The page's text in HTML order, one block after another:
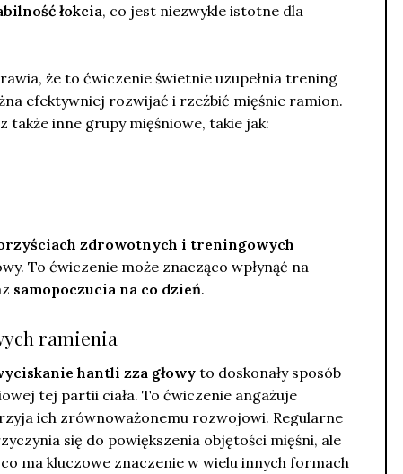
łokcia, co jest niezwykle istotne dla
że to ćwiczenie świetnie uzupełnia trening
efektywniej rozwijać i rzeźbić mięśnie ramion.
także inne grupy mięśniowe, takie jak:
zdrowotnych i treningowych
To ćwiczenie może znacząco wpłynąć na
samopoczucia na co dzień.
ramienia
hantli zza głowy to doskonały sposób
tej partii ciała. To ćwiczenie angażuje
ich zrównoważonemu rozwojowi. Regularne
się do powiększenia objętości mięśni, ale
ma kluczowe znaczenie w wielu innych formach